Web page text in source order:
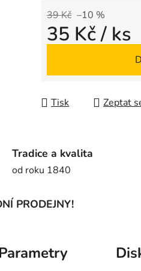
39 Kč –10 %
35 Kč/ ks
Tisk Zeptat
Tradice a kvalita
od roku 1840
PRODEJNY!